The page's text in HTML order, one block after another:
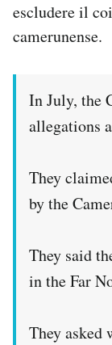
escludere il
camerunense.
In July, the
allegations
They
by the
They said
in the Far
They asked